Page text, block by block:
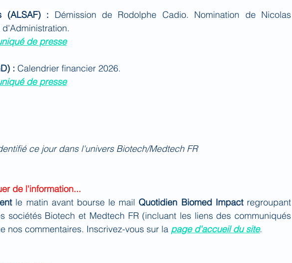
(ALSAF) : Démission de Rodolphe Cadio. Nomination de Nicolas
de presse
: Calendrier financier 2026.
de presse
ce jour dans l'univers Biotech/Medtech FR
de l'information...
le matin avant bourse le mail Quotidien Biomed Impact regroupant
sociétés Biotech et Medtech FR (incluant les liens des communiqués
nos commentaires. Inscrivez-vous sur la page d'accueil du site.